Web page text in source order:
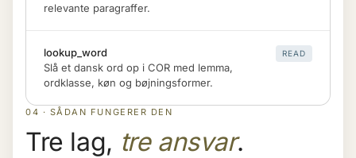
relevante paragraffer.
lookup_word
Slå et dansk ord op i COR med lemma,
ordklasse, køn og bøjningsformer.
READ
04 · SÅDAN FUNGERER DEN
Tre lag, tre ansvar.